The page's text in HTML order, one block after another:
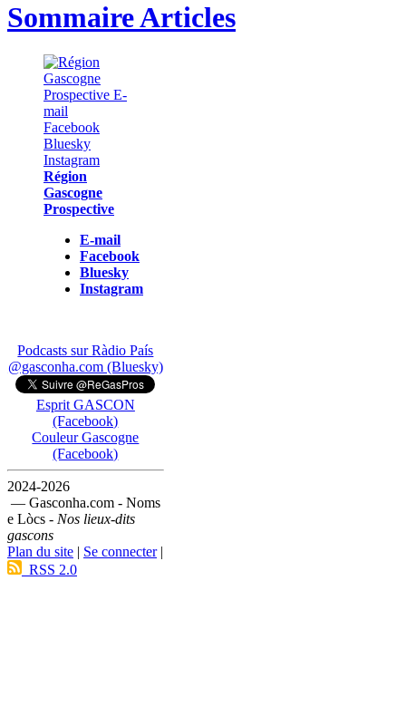
Sommaire Articles
Région
Gascogne
Prospective
E-mail
Facebook
Bluesky
Instagram
Podcasts sur Ràdio País
@gasconha.com (Bluesky)
Esprit GASCON
(Facebook)
Couleur Gascogne
(Facebook)
2024-2026
— Gasconha.com - Noms
e Lòcs - Nos lieux-dits
gascons
Plan du site | Se connecter|
RSS 2.0